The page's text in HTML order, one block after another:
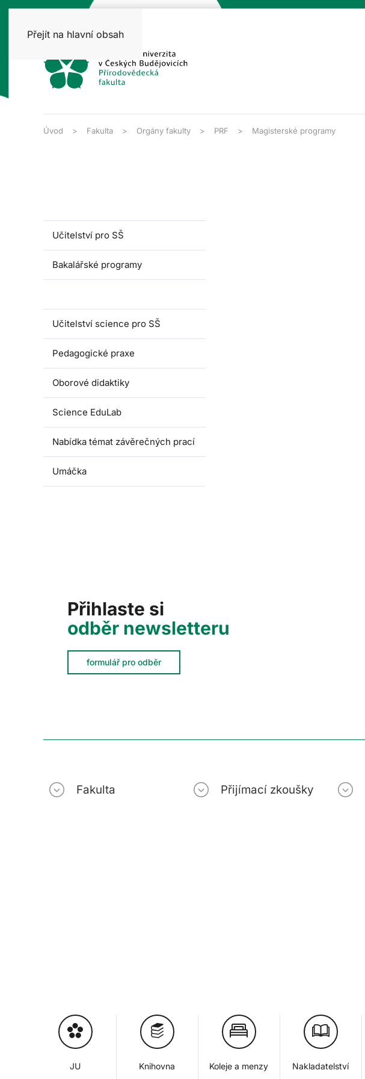
Přejít na hlavní obsah
Úvod Fakulta Orgány fakulty PRF Magisterské programy
Učitelství pro SŠ
Bakalářské programy
Učitelství science pro SŠ
Pedagogické praxe
Oborové didaktiky
Science EduLab
Nabídka témat závěrečných prací
Umáčka
Přihlaste si
odběr newsletteru
formulář pro odběr
Fakulta Přijímací zkoušky
JU Knihovna Koleje a menzy Nakladatelství